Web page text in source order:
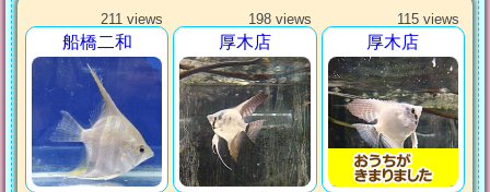
211 views
船橋二和
198 views
厚木店
115 views
厚木店